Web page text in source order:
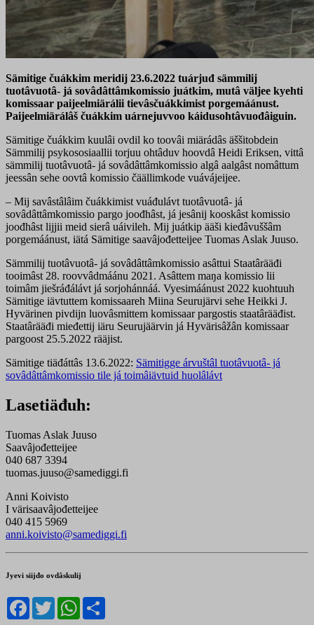
Sämitige čuákkim meridij 23.6.2022 tuárjuđ sämmilij
tuotâvuotâ- já sovâdâttâmkomissio juátkim, mutâ väljee kyehti
komissaar paijeelmiärálii tievâsčuákkimist porgemáánust.
Paijeelmiärálâš čuákkim uárnejuvvoo káidusohtâvuođâiguin.
Sämitige čuákkim kuulâi ovdil ko toovâi miärádâs äššitobdein
Sämmilij psykososiaallii torjuu ohtâduv hoovdâ Heidi Eriksen, vittâ
sämmilij tuotâvuotâ- já sovâdâttâmkomissio algâ aalgâst nomâttum
jeessân sehe oovtâ komissio čäällimkode vuávájeijee.
– Mij savâstâlâim čuákkimist vuáđulávt tuotâvuotâ- já
sovâdâttâmkomissio pargo joođhâst, já jesânij kooskâst komissio
joođhâst lijjii meid sierâ uáivileh. Mij juátkip ääši kieđâvuššâm
porgemáánust, iätá Sämitige saavâjođetteijee Tuomas Aslak Juuso.
Sämmilij tuotâvuotâ- já sovâdâttâmkomissio asâttui Staatârääđi
tooimâst 28. roovvâdmáánu 2021. Asâttem maŋa komissio lii
toimâm jiešráđálávt já sorjohánnáá. Vyesimáánust 2022 kuohtuuh
Sämitige iävtuttem komissaareh Miina Seurujärvi sehe Heikki J.
Hyvärinen pivdijn luovâsmittem komissaar pargostis staatârääđist.
Staatârääđi mieđettij iäru Seurujäärvin já Hyvärisâžân komissaar
pargoost 25.5.2022 rääjist.
Sämitige tiäđáttâs 13.6.2022: Sämitigge árvuštâl tuotâvuotâ- já
sovâdâttâmkomissio tile já toimâiävtuid huolâlávt
Lasetiäđuh:
Tuomas Aslak Juuso
Saavâjođetteijee
040 687 3394
tuomas.juuso@samediggi.fi
Anni Koivisto
I värisaavâjođetteijee
040 415 5969
anni.koivisto@samediggi.fi
Jyevi siijđo ovdâskulij
Facebook
TwitterWhatsApp